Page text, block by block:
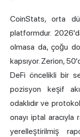
CoinStats, orta
platformdur.
olmasa da, çoğu
kapsıyor. Zerion,
DeFi öncelikli bir
pozisyon keşif
odaklıdır ve
onayı iptal
yerelleştirilmiş